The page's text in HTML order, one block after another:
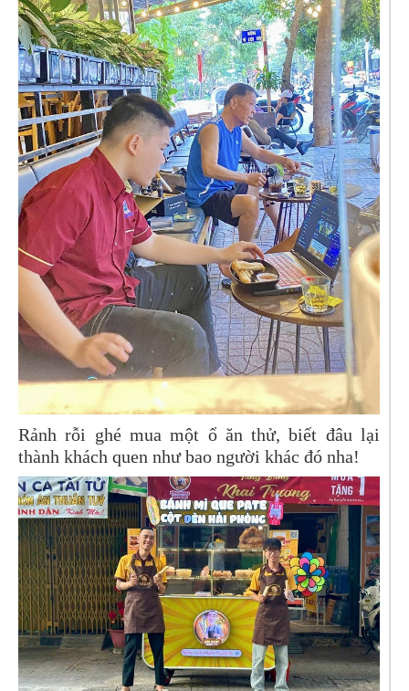
Rảnh rỗi ghé mua một ổ ăn thử, biết đâu lại
thành khách quen như bao người khác đó nha!